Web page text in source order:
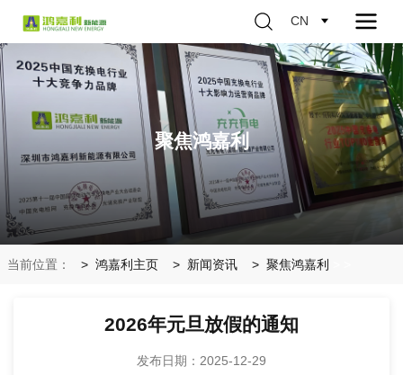
CN
聚焦鸿嘉利
当前位置： 鸿嘉利主页 新闻资讯 聚焦鸿嘉利
2026年元旦放假的通知
发布日期：2025-12-29